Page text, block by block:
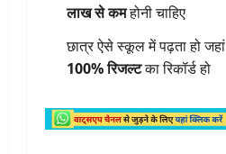
लाख से कमहोनी चाहिए
छात्र ऐसे स्कूल में पढ़ता हो जहां
100% रिजल्टका रिकॉर्ड हो